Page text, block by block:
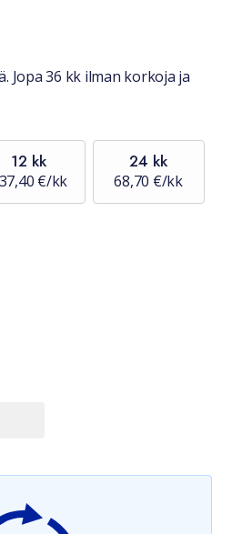
Jopa 36 kk ilman korkoja ja
12 kk
€/kk
24 kk
68,70 €/kk